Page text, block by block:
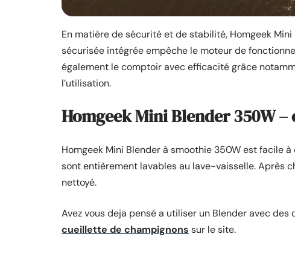
En matière de sécurité et de stabilité, Homgeek
sécurisée intégrée empêche le moteur de
également le comptoir avec efficacité grâce
l’utilisation.
Homgeek Mini Blender 350W –
Homgeek Mini Blender à smoothie 350W est facile
sont entièrement lavables au lave-vaisselle. Après
nettoyé.
Avez vous deja pensé a utiliser un Blender avec des
cueillette de champignons sur le site.